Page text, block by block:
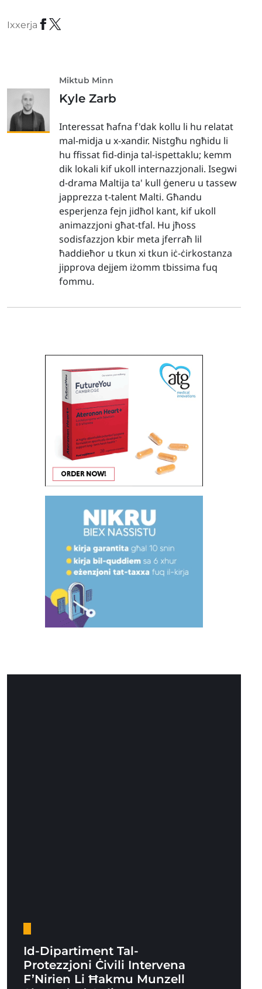
Ixxerja
Miktub Minn
Kyle Zarb
Interessat ħafna f'dak kollu li hu relatat
mal-midja u x-xandir. Nistgħu ngħidu li
hu ffissat fid-dinja tal-ispettaklu; kemm
dik lokali kif ukoll internazzjonali. Isegwi
d-drama Maltija ta' kull ġeneru u tassew
japprezza t-talent Malti. Għandu
esperjenza fejn jidħol kant, kif ukoll
animazzjoni għat-tfal. Hu jħoss
sodisfazzjon kbir meta jferraħ lil
ħaddieħor u tkun xi tkun iċ-ċirkostanza
jipprova dejjem iżomm tbissima fuq
fommu.
Id-Dipartiment Tal-
Protezzjoni Ċivili Intervena
F’Nirien Li Ħakmu Munzell